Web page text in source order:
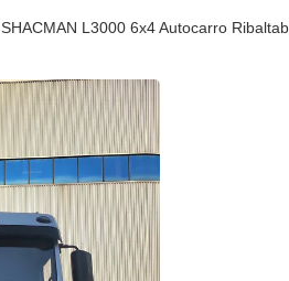
SHACMAN L3000 6x4 Autocarro